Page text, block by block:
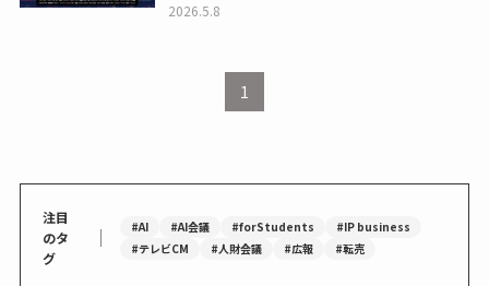
2026.5.8
1
注目
のタ
グ
｜ #AI #AI会議 #forStudents
#IP business
#テレビCM
#人財会議 #広報 #転売